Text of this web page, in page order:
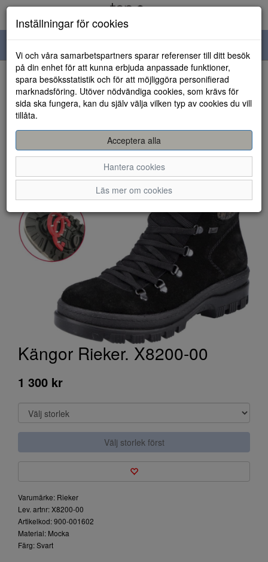
navigation
HEM
Kängor Rieker. X8200-00
1 300 kr
Välj storlek först
Varumärke: Rieker
Lev. artnr: X8200-00
Artikelkod: 900-001602
Material: Mocka
Färg: Svart
Inställningar för cookies
Vi och våra samarbetspartners sparar referenser till ditt besök
på din enhet för att kunna erbjuda anpassade funktioner,
spara besöksstatistik och för att möjliggöra personifierad
marknadsföring. Utöver nödvändiga cookies, som krävs för
sida ska fungera, kan du själv välja vilken typ av cookies du vill
tillåta.
Acceptera alla
Hantera cookies
Läs mer om cookies